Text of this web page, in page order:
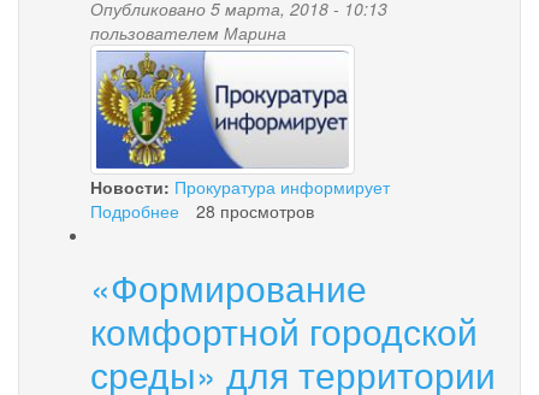
Опубликовано 5 марта, 2018 - 10:13
пользователем Марина
prokuratura-
1.jpg
Новости: Прокуратура информирует
Подробнее
приеме
граждан
прокуратурой
Тигильского
района
28 просмотров
«Формирование
комфортной городской
среды» для территории